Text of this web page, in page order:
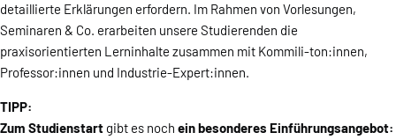
detaillierte Erklärungen erfordern. Im Rahmen von Vorlesungen,
Seminaren & Co. erarbeiten unsere Studierenden die
praxisorientierten Lerninhalte zusammen mit Kommili-ton:innen,
Professor:innen und Industrie-Expert:innen.
TIPP:
Zum Studienstart gibt es noch ein besonderes Einführungsangebot: